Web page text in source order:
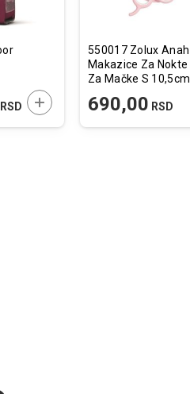
RSD DODAJTE U KORPU
550017 Zolux Anah
Makazice Za Nokte
Za Mačke S 10,5cm
690,00 RSD